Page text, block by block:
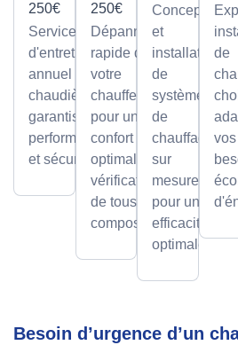
250€
Service
d'entretien
annuel pour
chaudières,
garantissant
performance
et sécurité.
250€
Dépannage
rapide de
votre
chauffe-eau
pour un
confort
optimal avec
vérification
de tous les
composants.
Conception
et
installation
de
systèmes
de
chauffage
sur
mesure,
pour une
efficacité
optimale.
de
vos
Besoin d’urgence d’un